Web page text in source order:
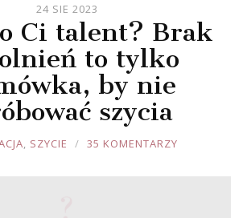
24 SIE 2023
Ci talent? Brak
to tylko
by nie
szycia
, SZYCIE 35 KOMENTARZY